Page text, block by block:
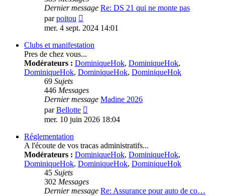
Dernier message Re: DS 21 qui ne monte pas
parpoitou
le
message
mer. 4 sept. 2024 14:01
Clubs et manifestation
Pres de chez vous...
Modérateurs : DominiqueHok, DominiqueHok,
DominiqueHok, DominiqueHok, DominiqueHok
69 Sujets
446 Messages
Dernier message Madine 2026
parBellotte
le
mer. 10 juin 2026 18:04
Réglementation
A l'écoute de vos tracas administratifs...
Modérateurs : DominiqueHok, DominiqueHok,
DominiqueHok, DominiqueHok, DominiqueHok
45 Sujets
302 Messages
Dernier message Re: Assurance pour auto de co…